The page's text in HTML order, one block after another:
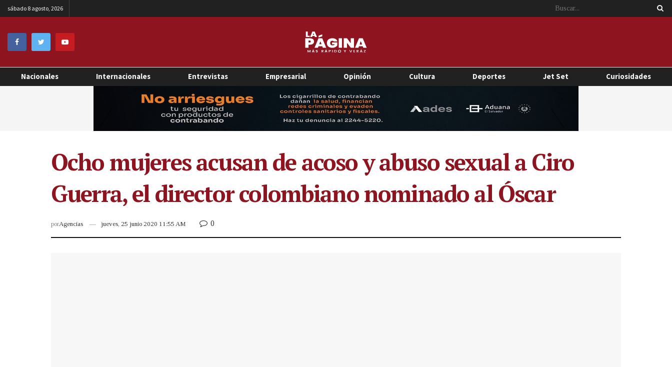
sábado 8 agosto, 2026
Nacionales Internacionales Entrevistas Empresarial Opinión Cultura Deportes Jet Set Curiosidades
Ocho mujeres acusan de acoso y abuso sexual a Ciro
Guerra, el director colombiano nominado al Óscar
porAgencias jueves, 25 junio 2020 11:55 AM 0